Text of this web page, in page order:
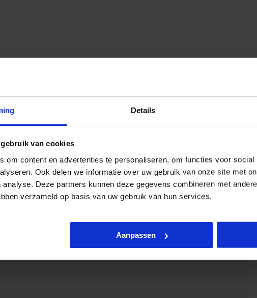
Details
van cookies
om content en advertenties te personaliseren, om functies voor social
Ook delen we informatie over uw gebruik van onze site met
analyse. Deze partners kunnen deze gegevens combineren met
verzameld op basis van uw gebruik van hun services.
Aanpassen
kleurweergave